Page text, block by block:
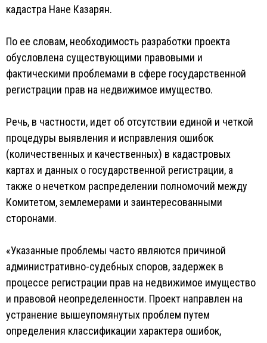
кадастра Нане Казарян.
По ее словам, необходимость разработки проекта
обусловлена существующими правовыми и
фактическими проблемами в сфере государственной
регистрации прав на недвижимое имущество.
Речь, в частности, идет об отсутствии единой и четкой
процедуры выявления и исправления ошибок
(количественных и качественных) в кадастровых
картах и данных о государственной регистрации, а
также о нечетком распределении полномочий между
Комитетом, землемерами и заинтересованными
сторонами.
«Указанные проблемы часто являются причиной
административно-судебных споров, задержек в
процессе регистрации прав на недвижимое имущество
и правовой неопределенности. Проект направлен на
устранение вышеупомянутых проблем путем
определения классификации характера ошибок,